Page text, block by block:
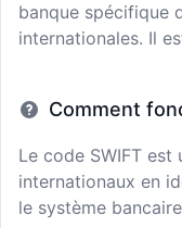
banque spécifique
internationales. Il
Comment
Le code SWIFT
internationaux en
le système